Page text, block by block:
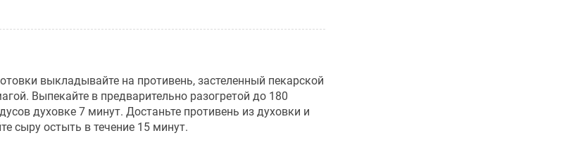
выкладывайте на противень, застеленный пекарской
Выпекайте в предварительно разогретой до 180
духовке 7 минут. Достаньте противень из духовки и
сыру остыть в течение 15 минут.